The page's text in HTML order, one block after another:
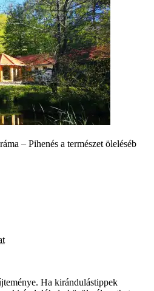
– Pihenés a természet öleléséb
Ha kirándulástippek